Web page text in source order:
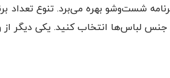
بتوانید در فضاهایی که بالا لباس‌شویی کابینت قرار دارد آن را جای دهید. این محصول از ۲۱ عدد برنامه
جنس لباس‌ها انتخاب کنید. یکی دیگر